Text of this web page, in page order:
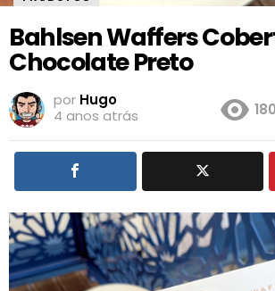
Bahlsen Waffers
Chocolate Preto
por Hugo
4 anos atrás
180